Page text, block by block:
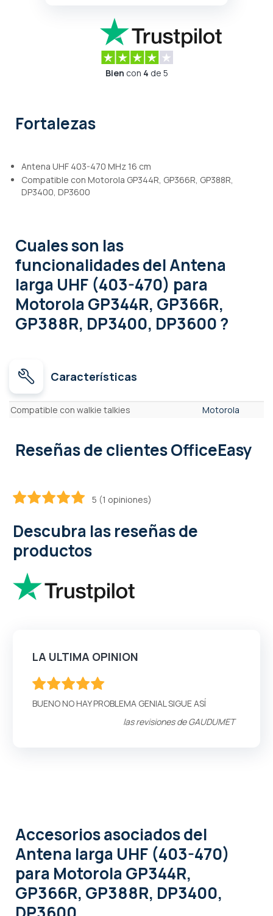
Bien con 4 de 5
Fortalezas
Antena UHF 403-470 MHz 16 cm
Compatible con Motorola GP344R, GP366R, GP388R,
DP3400, DP3600
Cuales son las
funcionalidadesdel Antena
larga UHF (403-470) para
Motorola GP344R, GP366R,
GP388R, DP3400, DP3600 ?
Características
Características
Compatible con walkie talkies Motorola
Reseñas de clientes OfficeEasy
5 (1 opiniones)
Descubra las reseñas de
productos
LA ULTIMA OPINION
BUENO NO HAY PROBLEMA GENIAL SIGUE ASÍ
las revisiones deGAUDUMET
Accesorios asociadosdel
Antena larga UHF (403-470)
para Motorola GP344R,
GP366R, GP388R, DP3400,